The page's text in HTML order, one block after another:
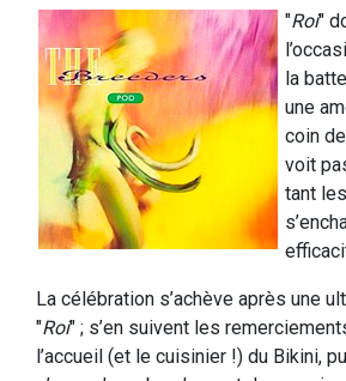
"Roi"
la
une
coin
voit
tant
La célébration s’achève après une
"Roi" ; s’en suivent les
l’accueil (et le cuisinier !) du Bikini,